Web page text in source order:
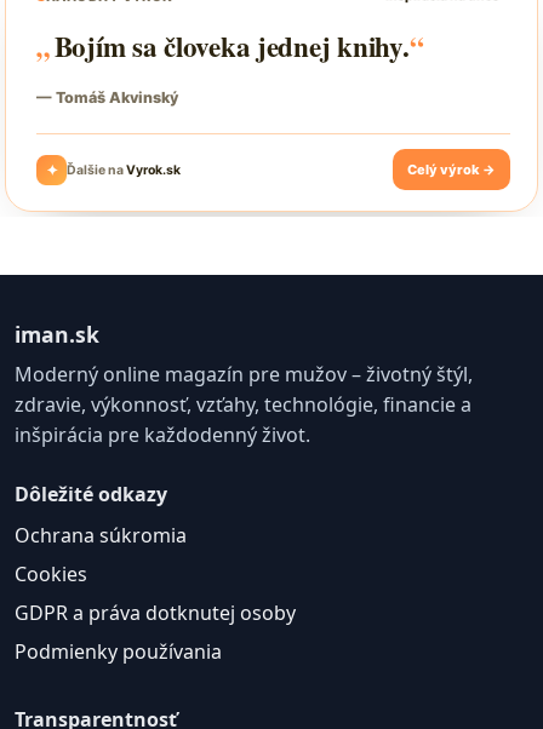
iman.sk
Moderný online magazín pre mužov – životný štýl,
zdravie, výkonnosť, vzťahy, technológie, financie a
inšpirácia pre každodenný život.
Dôležité odkazy
Ochrana súkromia
Cookies
GDPR a práva dotknutej osoby
Podmienky používania
Transparentnosť